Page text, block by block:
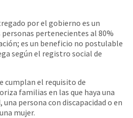
por el gobierno es un
personas pertenecientes al 80%
es un beneficio no postulable
según el registro social de
cumplan el requisito de
familias en las que haya una
persona con discapacidad o en
mujer.